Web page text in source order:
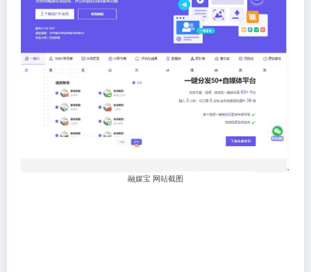
融媒宝 网站截图